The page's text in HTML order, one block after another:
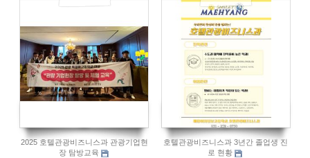
592
2025 호텔관광비즈니스과 관광기업현
장 탐방교육
681
호텔관광비즈니스과 3년간 졸업생 진
로 현황